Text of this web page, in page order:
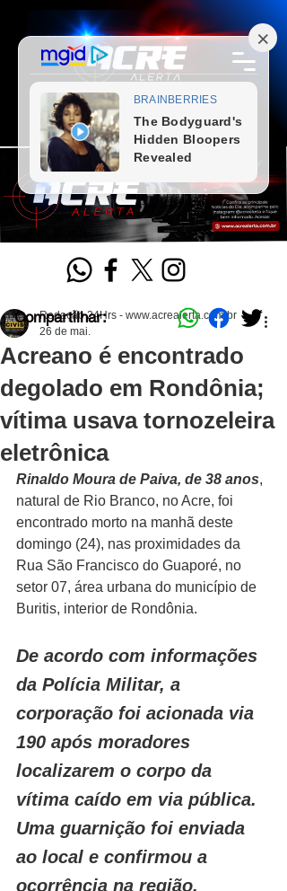
Acreano é encontrado
degolado em Rondônia;
vítima usava tornozeleira
eletrônica
Redação 24Hrs - www.acrealerta.com.br
26 de mai.
Rinaldo Moura de Paiva, de 38 anos,
natural de Rio Branco, no Acre, foi
encontrado morto na manhã deste
domingo (24), nas proximidades da
Rua São Francisco do Guaporé, no
setor 07, área urbana do município de
Buritis, interior de Rondônia.
De acordo com informações
da Polícia Militar, a
corporação foi acionada via
190 após moradores
localizarem o corpo da
vítima caído em via pública.
Uma guarnição foi enviada
ao local e confirmou a
ocorrência na região.
Compartilhar: